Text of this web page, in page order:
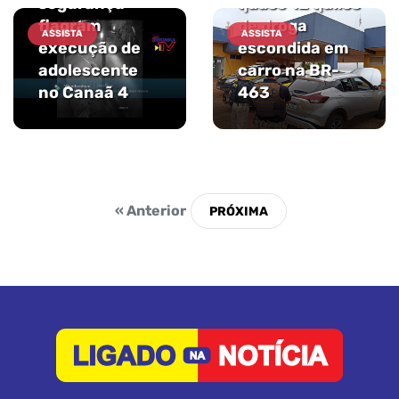
ASSISTA
flagram
execução de
adolescente
no Canaã 4
ASSISTA
de droga
escondida em
carro na BR-
463
« Anterior